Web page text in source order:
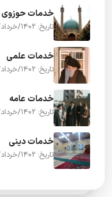
خدمات حوزوی
تاریخ: 1402/خرداد/10
خدمات علمی
تاریخ: 1402/خرداد/10
خدمات عامه
تاریخ: 1402/خرداد/10
خدمات دینی
تاریخ: 1402/خرداد/10